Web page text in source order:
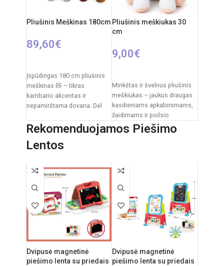
Pliušinis Meškinas 180cm
89,60€
Įspūdingas 180 cm pliušinis
meškinas 🧸 – tikras
kambario akcentas ir
nepamirštama dovana. Dėl
Pliušinis meškiukas 30
cm
9,00€
Minkštas ir švelnus pliušinis
meškiukas – jaukus draugas
kasdieniams apkabinimams,
žaidimams ir poilsio
akimirkoms. Klasikinis
dizainas su dekoratyviniu
Rekomenduojamos Piešimo
Lentos
Dvipusė magnetinė
piešimo lenta su priedais
Dvipusė magnetinė
piešimo lenta su priedais